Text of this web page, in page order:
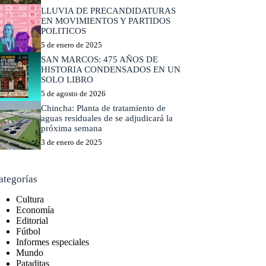
LLUVIA DE PRECANDIDATURAS
EN MOVIMIENTOS Y PARTIDOS
POLITICOS
5 de enero de 2025
SAN MARCOS: 475 AÑOS DE
HISTORIA CONDENSADOS EN UN
SOLO LIBRO
5 de agosto de 2026
Chincha: Planta de tratamiento de
aguas residuales de se adjudicará la
próxima semana
3 de enero de 2025
Cultura
Economía
Editorial
Fútbol
Informes especiales
Mundo
Pataditas